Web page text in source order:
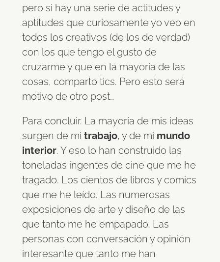
pero si hay una serie de actitudes y
aptitudes que curiosamente yo veo en
todos los creativos (de los de verdad)
con los que tengo el gusto de
cruzarme y que en la mayoría de las
cosas, comparto tics. Pero esto será
motivo de otro post…
Para concluir. La mayoría de mis ideas
surgen de mi trabajo, y de mi mundo
interior. Y eso lo han construido las
toneladas ingentes de cine que me he
tragado. Los cientos de libros y comics
que me he leído. Las numerosas
exposiciones de arte y diseño de las
que tanto me he empapado. Las
personas con conversación y opinión
interesante que tanto me han